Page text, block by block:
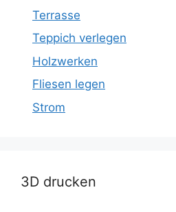
Terrasse
Teppich verlegen
Holzwerken
Fliesen legen
Strom
3D drucken